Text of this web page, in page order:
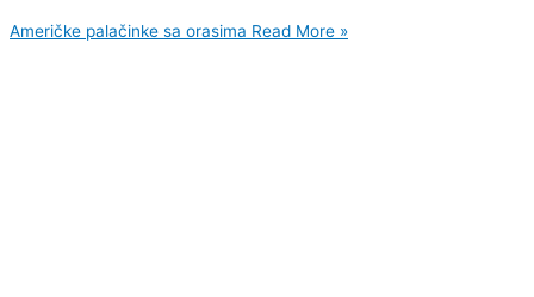
Američke palačinke sa orasima Read More »